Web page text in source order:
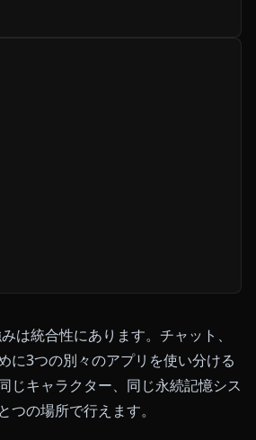
は統合性にあります。チャット、
に3つの別々のアプリを使い分ける
じキャラクター、同じ永続記憶シス
つの場所で行えます。